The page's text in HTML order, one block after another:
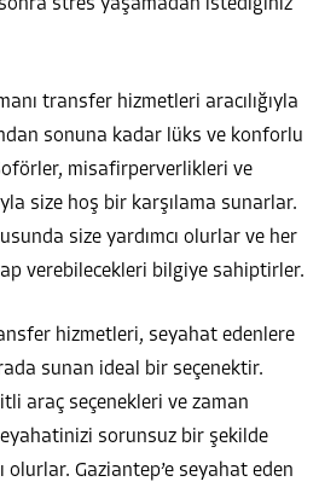
stres yaşamadan istediğiniz
transfer hizmetleri aracılığıyla
sonuna kadar lüks ve konforlu
misafirperverlikleri ve
size hoş bir karşılama sunarlar.
size yardımcı olurlar ve her
verebilecekleri bilgiye sahiptirler.
hizmetleri, seyahat edenlere
sunan ideal bir seçenektir.
araç seçenekleri ve zaman
sorunsuz bir şekilde
olurlar. Gaziantep’e seyahat eden